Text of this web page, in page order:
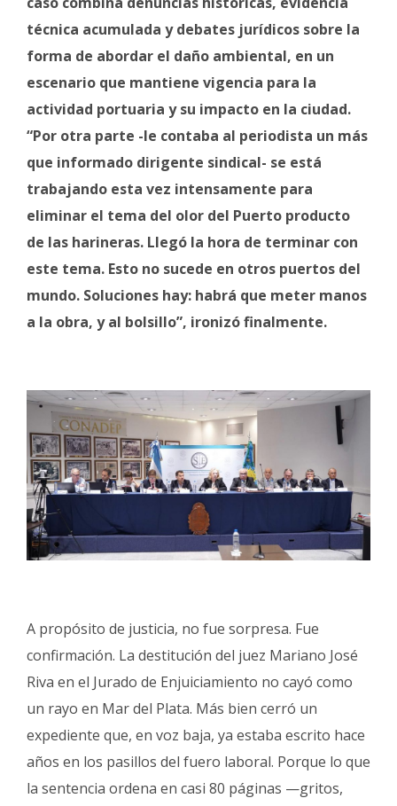
técnica acumulada y debates jurídicos sobre la
forma de abordar el daño ambiental, en un
escenario que mantiene vigencia para la
actividad portuaria y su impacto en la ciudad.
“Por otra parte -le contaba al periodista un más
que informado dirigente sindical- se está
trabajando esta vez intensamente para
eliminar el tema del olor del Puerto producto
de las harineras. Llegó la hora de terminar con
este tema. Esto no sucede en otros puertos del
mundo. Soluciones hay: habrá que meter manos
a la obra, y al bolsillo”, ironizó finalmente.
A propósito de justicia, no fue sorpresa. Fue
confirmación. La destitución del juez Mariano José
Riva en el Jurado de Enjuiciamiento no cayó como
un rayo en Mar del Plata. Más bien cerró un
expediente que, en voz baja, ya estaba escrito hace
años en los pasillos del fuero laboral. Porque lo que
la sentencia ordena en casi 80 páginas —gritos,